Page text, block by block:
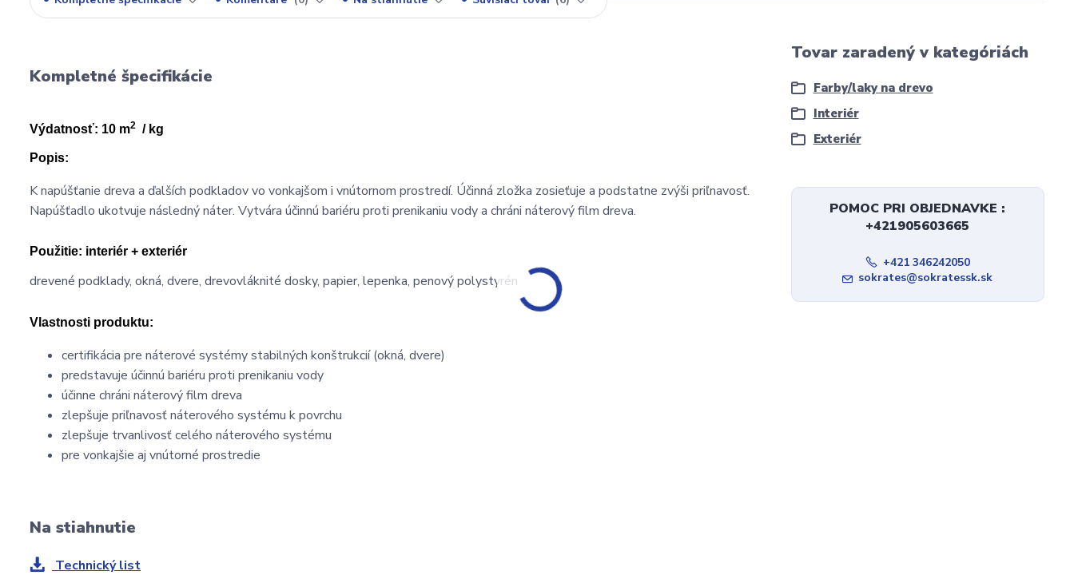
Kompletné špecifikácie
Výdatnosť: 10 m2 / kg
Popis:
K napúšťanie dreva a ďalších podkladov vo vonkajšom i vnútornom prostredí. Účinná zložka zosieťuje a podstatne zvýši priľnavosť.
Napúšťadlo ukotvuje následný náter. Vytvára účinnú bariéru proti prenikaniu vody a chráni náterový film dreva.
Použitie: interiér + exteriér
drevené podklady, okná, dvere, drevovláknité dosky, papier, lepenka, penový polystyrén
Vlastnosti produktu:
certifikácia pre náterové systémy stabilných konštrukcií (okná, dvere)
predstavuje účinnú bariéru proti prenikaniu vody
účinne chráni náterový film dreva
zlepšuje priľnavosť náterového systému k povrchu
zlepšuje trvanlivosť celého náterového systému
pre vonkajšie aj vnútorné prostredie
Tovar zaradený v kategóriách
Farby/laky na drevo
Interiér
Exteriér
POMOC PRI OBJEDNAVKE :
+421905603665
+421 346242050
sokrates@sokratessk.sk
Na stiahnutie
Technický list